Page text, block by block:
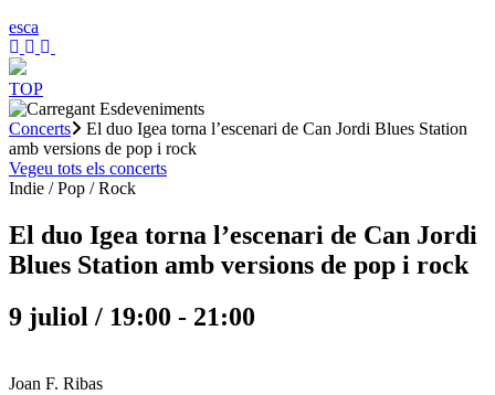
esca
TOP
Concerts
El duo Igea torna l’escenari de Can Jordi Blues Station
amb versions de pop i rock
Vegeu tots els concerts
Indie / Pop / Rock
El duo Igea torna l’escenari de Can Jordi
Blues Station amb versions de pop i rock
9 juliol / 19:00 - 21:00
Joan F. Ribas